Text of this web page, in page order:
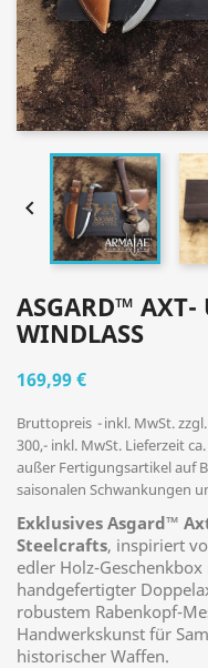

ASGARD™ AXT-
WINDLASS
169,99 €
Bruttopreis inkl. MwSt. zzgl.
300,- inkl. MwSt. Lieferzeit
außer Fertigungsartikel auf
saisonalen Schwankungen
Exklusives Asgard™
Steelcrafts, inspiriert
edler Holz-
handgefertigter
robustem Rabenkopf-
Handwerkskunst für
historischer Waffen.